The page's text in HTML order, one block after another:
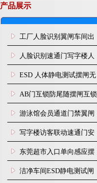
产品展示
工厂人脸识别翼闸车间出
入口人行通道门禁
人脸识别速通门写字楼人
行通道闸门禁设备
ESD 人体静电测试摆闸无
尘车间防静电闸机
AB门互锁防尾随摆闸互锁
闸机
游泳馆会员通道门禁翼闸
写字楼访客联动速通门安
装
东莞超市入口单向感应摆
闸安装
洁净车间ESD静电测试闸